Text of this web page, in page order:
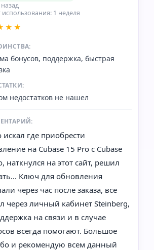
1 неделя
бонусов, поддержка, быстрая
недостатков не нашел
искал где приобрести
на Cubase 15 Pro с Cubase
наткнулся на этот сайт, решил
Ключ для обновления
через час после заказа, все
через личный кабинет Steinberg,
на связи и в случае
всегда помогают. Большое
и рекомендую всем данный